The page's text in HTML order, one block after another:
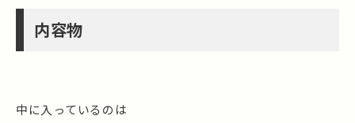
内容物
中に入っているのは